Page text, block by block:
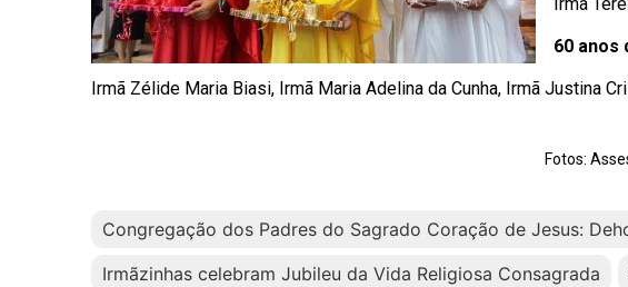
60 anos
Irmã Zélide Maria Biasi, Irmã Maria Adelina da Cunha, Irmã Justina
Fotos:
Congregação dos Padres do Sagrado Coração de Jesus:
Irmãzinhas celebram Jubileu da Vida Religiosa Consagrada